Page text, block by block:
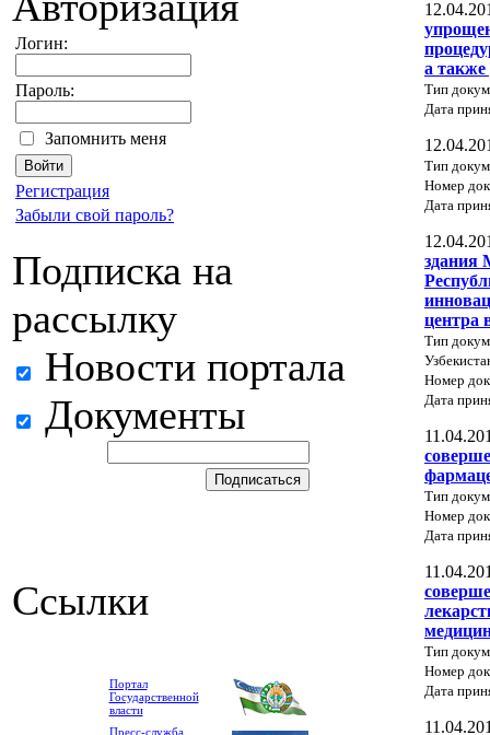
Логин:
Пароль:
Запомнить меня
Регистрация
Забыли свой пароль?
Подписка на
рассылку
Новости портала
Документы
Ссылки
Портал
Государственной
власти
Пресс-служба
а также
Тип
Дата
Тип
Номер
Дата
здания
центра
Тип
Номер
Дата
Тип
Номер
Дата
Тип
Номер
Дата